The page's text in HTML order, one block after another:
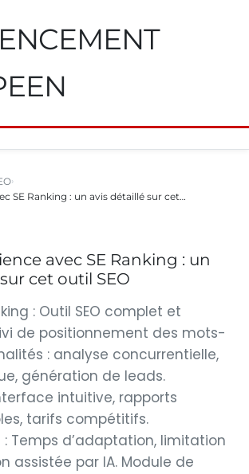
SE Ranking : un avis détaillé sur cet…
avec SE Ranking : un
cet outil SEO
: Outil SEO complet et
de positionnement des mots-
: analyse concurrentielle,
génération de leads.
intuitive, rapports
tarifs compétitifs.
Temps d’adaptation, limitation
assistée par IA. Module de